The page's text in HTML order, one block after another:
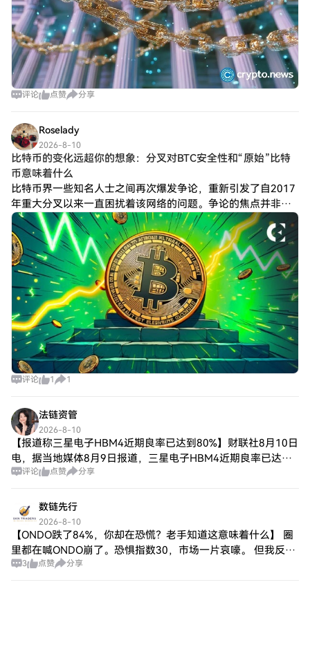
评论 点赞 分享
Roselady
2026-8-10
比特币的变化远超你的想象：分叉对BTC安全性和“原始”比特
币意味着什么
比特币界一些知名人士之间再次爆发争论，重新引发了自2017
年重大分叉以来一直困扰着该网络的问题。争论的焦点并非协
议是否发生了改变。多次升级虽然改变了交易处理、脚本编写
和验证机制，但并未更换挖矿算法。
评论 1 1
法链资管
2026-8-10
【报道称三星电子HBM4近期良率已达到80%】财联社8月10日
电，据当地媒体8月9日报道，三星电子HBM4近期良率已达到
80%。半导体行业中，80%良率也被称作“黄金良率”，是一道
评论 点赞 分享
数链先行
2026-8-10
【ONDO跌了84%，你却在恐慌？老手知道这意味着什么】 圈
里都在喊ONDO崩了。恐惧指数30，市场一片哀嚎。 但我反而
想问你一个问题：如果市场最恐慌的时候，恰恰是聪明钱最清
3 点赞 分享